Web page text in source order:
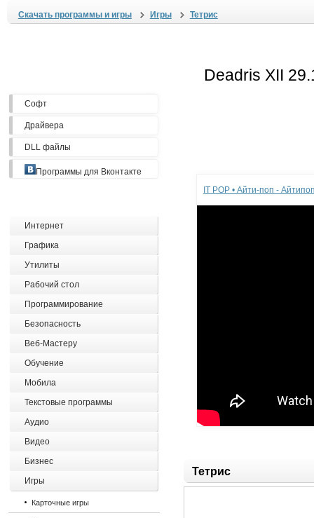
Скачать программы и игры Игры Тетрис
Софт
Драйвера
DLL файлы
Программы для Вконтакте
Интернет
Графика
Утилиты
Рабочий стол
Программирование
Безопасность
Веб-Мастеру
Обучение
Мобила
Текстовые программы
Аудио
Видео
Бизнес
Игры
Карточные игры
IT POP • Айти-поп -
Тетрис